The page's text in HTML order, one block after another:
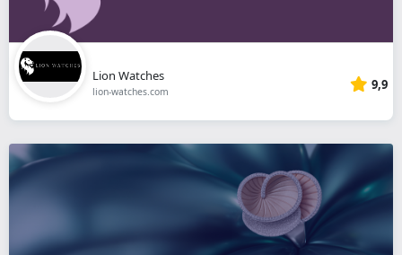
Lion Watches
lion-watches.com 9,9